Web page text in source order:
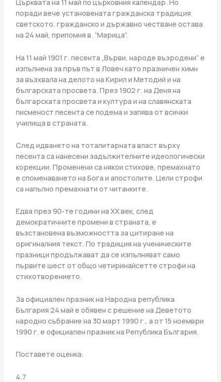
Църквата на 11 май по църковния календар. Но
поради вече установената гражданска традиция
светското, гражданско и държавно честване остава
на 24 май, припомня в. “Марица”.
На 11 май 1901 г. песента „Върви, народе възродени“ е
изпълнена за пръв път в Ловеч като празничен химн
за възхвала на делото на Кирил и Методий и на
българската просвета. През 1902 г. на Деня на
българската просвета и култура и на славянската
писменост песента се подема и запява от всички
училища в страната.
След идването на тоталитарната власт върху
песента са нанесени задължителните идеологически
корекции. Променени са някои стихове, премахнато
е споменаването на Бога и апостолите. Цели строфи
са напълно премахнати от читанките.
Едва през 90-те години на XX век, след
демократичните промени в страната, е
възстановена възможността за цитиране на
оригиналния текст. По традиция на ученическите
празници продължават да се изпълняват само
първите шест от общо четиринайсетте строфи на
стихотворението.
За официален празник на Народна република
България 24 май е обявен с решение на Деветото
народно събрание на 30 март 1990 г., а от 15 ноември
1990 г. е официален празник на Република България.
Поставете оценка:
4.7